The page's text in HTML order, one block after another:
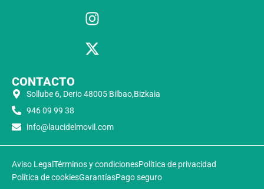
CONTACTO
Sollube 6, Derio 48005 Bilbao,Bizkaia
946 09 99 38
info@laucidelmovil.com
Aviso Legal Términos y condicionesPolítica de privacidad
Política de cookiesGarantíasPago seguro